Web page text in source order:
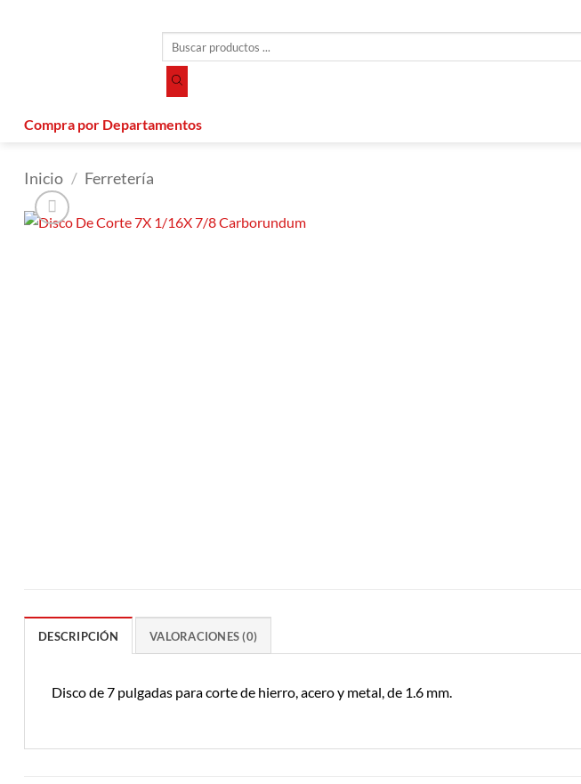
productos
Compra por Departamentos
Inicio / Ferretería
DESCRIPCIÓN VALORACIONES (0)
Disco de 7 pulgadas para corte de hierro, acero y metal, de 1.6 mm.